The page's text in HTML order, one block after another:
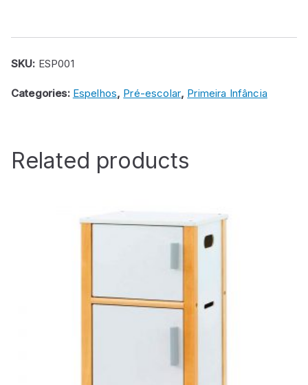
barra
de
quantity
SKU: ESP001
Categories: Espelhos, Pré-escolar, Primeira Infância
Related products